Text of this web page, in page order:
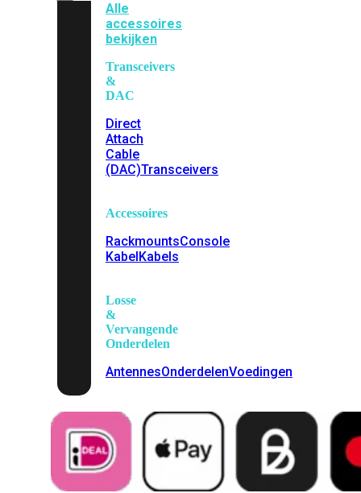
Alle
accessoires
bekijken
Transceivers
&
DAC
Direct
Attach
Cable
(DAC)Transceivers
Accessoires
RackmountsConsole
KabelKabels
Losse
&
Vervangende
Onderdelen
AntennesOnderdelenVoedingen